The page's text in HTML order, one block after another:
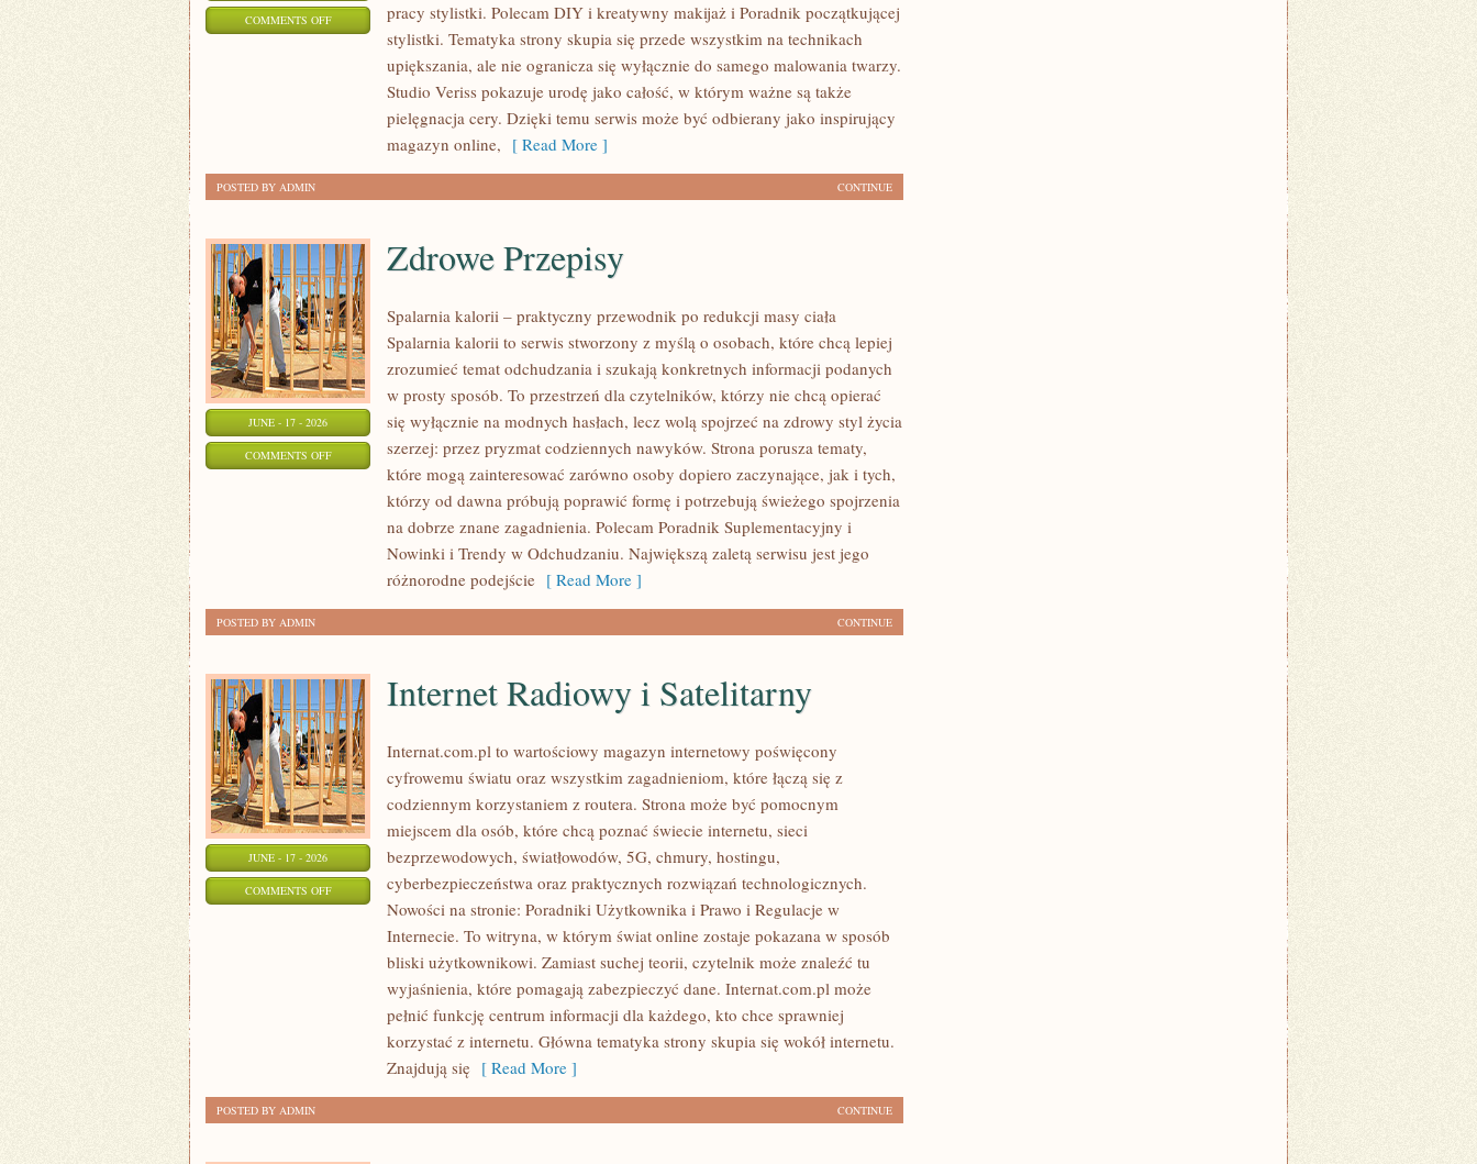
COMMENTS OFFON
STYLIZACJE
pracy stylistki. Polecam DIY i kreatywny makijaż i Poradnik początkującej
stylistki. Tematyka strony skupia się przede wszystkim na technikach
upiększania, ale nie ogranicza się wyłącznie do samego malowania twarzy.
Studio Veriss pokazuje urodę jako całość, w którym ważne są także
pielęgnacja cery. Dzięki temu serwis może być odbierany jako inspirujący
magazyn online, [ Read More ]
CONTINUE
POSTED BY ADMIN
JUNE - 17 - 2026
COMMENTS OFFON
Zdrowe Przepisy
Spalarnia kalorii – praktyczny przewodnik po redukcji masy ciała
Spalarnia kalorii to serwis stworzony z myślą o osobach, które chcą lepiej
zrozumieć temat odchudzania i szukają konkretnych informacji podanych
w prosty sposób. To przestrzeń dla czytelników, którzy nie chcą opierać
się wyłącznie na modnych hasłach, lecz wolą spojrzeć na zdrowy styl życia
szerzej: przez pryzmat codziennych nawyków. Strona porusza tematy,
które mogą zainteresować zarówno osoby dopiero zaczynające, jak i tych,
którzy od dawna próbują poprawić formę i potrzebują świeżego spojrzenia
na dobrze znane zagadnienia. Polecam Poradnik Suplementacyjny i
Nowinki i Trendy w Odchudzaniu. Największą zaletą serwisu jest jego
różnorodne podejście [ Read More ]
CONTINUE
POSTED BY ADMIN
JUNE - 17 - 2026
COMMENTS OFFON
SATELITARNY
Internet Radiowy i Satelitarny
Internat.com.pl to wartościowy magazyn internetowy poświęcony
cyfrowemu światu oraz wszystkim zagadnieniom, które łączą się z
codziennym korzystaniem z routera. Strona może być pomocnym
miejscem dla osób, które chcą poznać świecie internetu, sieci
bezprzewodowych, światłowodów, 5G, chmury, hostingu,
cyberbezpieczeństwa oraz praktycznych rozwiązań technologicznych.
Nowości na stronie: Poradniki Użytkownika i Prawo i Regulacje w
Internecie. To witryna, w którym świat online zostaje pokazana w sposób
bliski użytkownikowi. Zamiast suchej teorii, czytelnik może znaleźć tu
wyjaśnienia, które pomagają zabezpieczyć dane. Internat.com.pl może
pełnić funkcję centrum informacji dla każdego, kto chce sprawniej
korzystać z internetu. Główna tematyka strony skupia się wokół internetu.
Znajdują się [ Read More ]
CONTINUE
POSTED BY ADMIN